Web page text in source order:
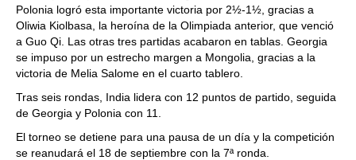
Polonia logró esta importante victoria por 2½-1½, gracias a
Oliwia Kiolbasa, la heroína de la Olimpiada anterior, que venció
a Guo Qi. Las otras tres partidas acabaron en tablas. Georgia
se impuso por un estrecho margen a Mongolia, gracias a la
victoria de Melia Salome en el cuarto tablero.
Tras seis rondas, India lidera con 12 puntos de partido, seguida
de Georgia y Polonia con 11.
El torneo se detiene para una pausa de un día y la competición
se reanudará el 18 de septiembre con la 7ª ronda.